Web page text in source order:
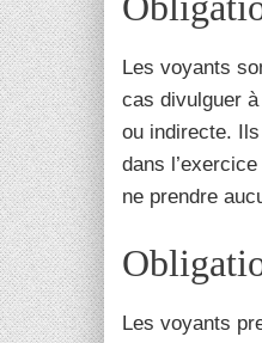
Les voyants
cas divulguer
ou indirecte.
dans
ne prendre
Les voyants